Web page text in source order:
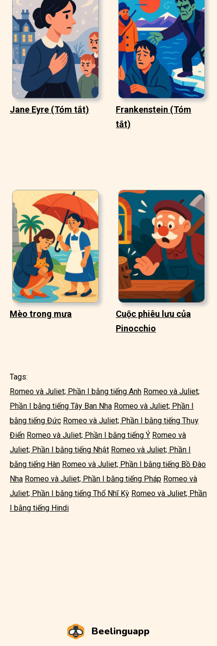
Jane Eyre (Tóm tắt)
Frankenstein (Tóm
tắt)
Mèo trong mưa
Cuộc phiêu lưu của
Pinocchio
Tags:
Romeo và Juliet; Phần I bằng tiếng Anh Romeo và Juliet;
Phần I bằng tiếng Tây Ban Nha Romeo và Juliet; Phần I
bằng tiếng Đức Romeo và Juliet; Phần I bằng tiếng Thụy
Điển Romeo và Juliet; Phần I bằng tiếng Ý Romeo và
Juliet; Phần I bằng tiếng Nhật Romeo và Juliet; Phần I
bằng tiếng Hàn Romeo và Juliet; Phần I bằng tiếng Bồ Đào
Nha Romeo và Juliet; Phần I bằng tiếng Pháp Romeo và
Juliet; Phần I bằng tiếng Thổ Nhĩ Kỳ Romeo và Juliet; Phần
I bằng tiếng Hindi
Beelinguapp